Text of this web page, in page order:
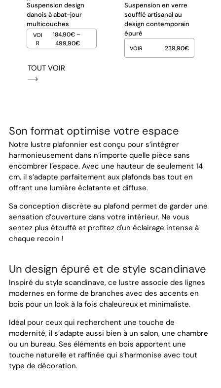
Suspension design
danois à abat-jour
multicouches
VOI
R
184,90€–
499,90€
Suspension en verre
soufflé artisanal au
design contemporain
épuré
VOIR 239,90€
TOUT VOIR
Son format optimise votre espace
Notre lustre plafonnier est conçu pour s’intégrer
harmonieusement dans n’importe quelle pièce sans
encombrer l’espace. Avec une hauteur de seulement 14
cm, il s’adapte parfaitement aux plafonds bas tout en
offrant une lumière éclatante et diffuse.
Sa conception discrète au plafond permet de garder une
sensation d’ouverture dans votre intérieur. Ne vous
sentez plus étouffé et profitez d'un éclairage intense à
chaque recoin !
Un design épuré et de style scandinave
Inspiré du style scandinave, ce lustre associe des lignes
modernes en forme de branches avec des accents en
bois pour un look à la fois chaleureux et minimaliste.
Idéal pour ceux qui recherchent une touche de
modernité, il s’adapte aussi bien à un salon, une chambre
ou un bureau. Ses éléments en bois apportent une
touche naturelle et raffinée qui s’harmonise avec tout
type de décoration.